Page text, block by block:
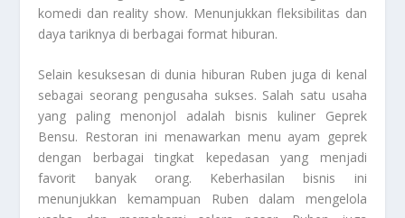
komedi dan reality show. Menunjukkan fleksibilitas dan
daya tariknya di berbagai format hiburan.
Selain kesuksesan di dunia hiburan Ruben juga di kenal
sebagai seorang pengusaha sukses. Salah satu usaha
yang paling menonjol adalah bisnis kuliner Geprek
Bensu. Restoran ini menawarkan menu ayam geprek
dengan berbagai tingkat kepedasan yang menjadi
favorit banyak orang. Keberhasilan bisnis ini
menunjukkan kemampuan Ruben dalam mengelola